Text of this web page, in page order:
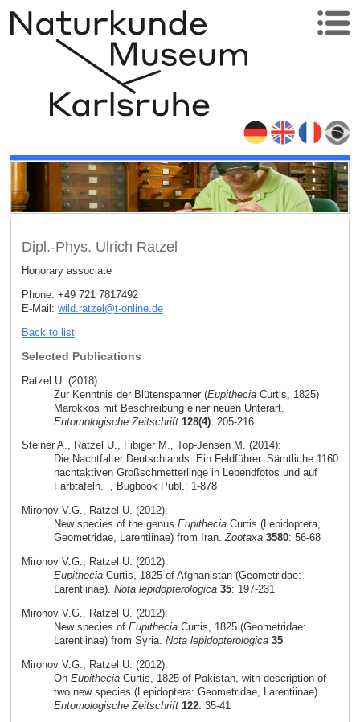
Dipl.-Phys. Ulrich Ratzel
Honorary associate
Phone: +49 721 7817492
E-Mail: wild.ratzel @t-online.de
Back to list
Selected Publications
Ratzel U. (2018):
Zur Kenntnis der Blütenspanner (EupitheciaCurtis, 1825)
Marokkos mit Beschreibung einer neuen Unterart.
Entomologische Zeitschrift 128(4): 205-216
Steiner A., Ratzel U., Fibiger M., Top-Jensen M. (2014):
Die Nachtfalter Deutschlands. Ein Feldführer. Sämtliche 1160
nachtaktiven Großschmetterlinge in Lebendfotos und auf
Farbtafeln.
, Bugbook Publ.: 1-878
Mironov V.G., Ratzel U. (2012):
New species of the genus EupitheciaCurtis (Lepidoptera,
Geometridae, Larentiinae) from Iran.Zootaxa 3580: 56-68
Mironov V.G., Ratzel U. (2012):
EupitheciaCurtis, 1825 of Afghanistan (Geometridae:
Larentiinae). Nota lepidopterologica 35: 197-231
Mironov V.G., Ratzel U. (2012):
New species of EupitheciaCurtis, 1825 (Geometridae:
Larentiinae) from Syria. Nota lepidopterologica 35
Mironov V.G., Ratzel U. (2012):
On EupitheciaCurtis, 1825 of Pakistan, with description of
two new species (Lepidoptera: Geometridae, Larentiinae).
Entomologische Zeitschrift 122: 35-41